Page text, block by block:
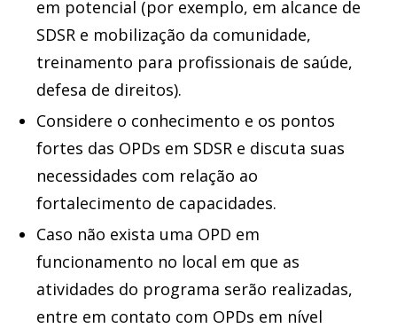
em potencial (por exemplo, em alcance de
SDSR e mobilização da comunidade,
treinamento para profissionais de saúde,
defesa de direitos).
Considere o conhecimento e os pontos
fortes das OPDs em SDSR e discuta suas
necessidades com relação ao
fortalecimento de capacidades.
Caso não exista uma OPD em
funcionamento no local em que as
atividades do programa serão realizadas,
entre em contato com OPDs em nível